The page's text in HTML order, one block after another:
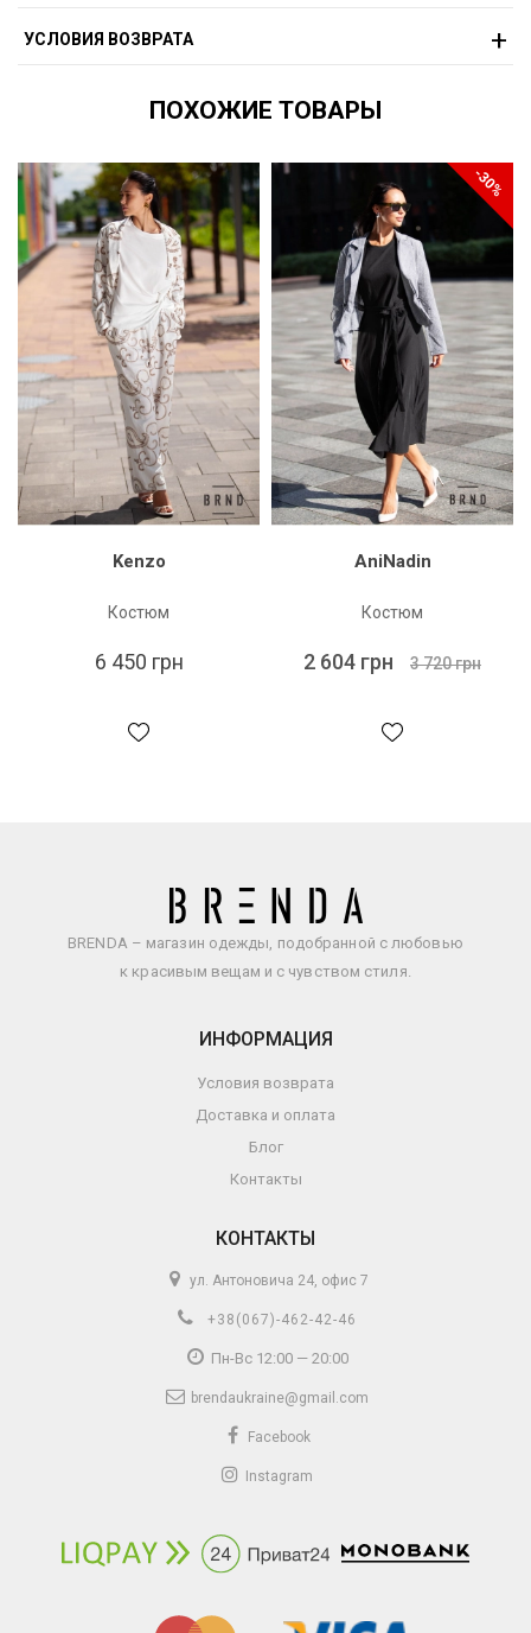
УСЛОВИЯ ВОЗВРАТА
ПОХОЖИЕ ТОВАРЫ
Kenzo
Костюм
6 450 грн
-30%
AniNadin
Костюм
2 604 грн 3 720 грн
BRENDA – магазин одежды, подобранной с любовью
к красивым вещам и с чувством стиля.
ИНФОРМАЦИЯ
Условия возврата
Доставка и оплата
Блог
Контакты
КОНТАКТЫ
ул. Антоновича 24, офис 7
+38(067)-462-42-46
Пн-Вс 12:00 — 20:00
brendaukraine@gmail.com
Facebook
Instagram